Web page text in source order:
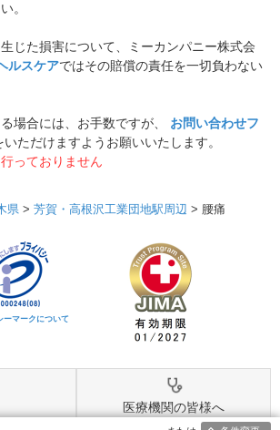
。
じた損害について、ミーカンパニー株式会
ルスケアではその賠償の責任を一切負わない
場合には、お手数ですが、 お問い合わせフ
ただけますようお願いいたします。
っておりません
県 > 芳賀・高根沢工業団地駅周辺 > 腰痛
ーマークについて
医療機関の皆様へ